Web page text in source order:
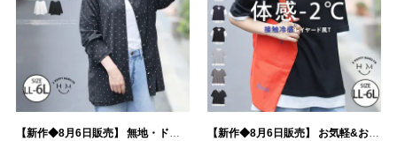
【新作◆8月6日販売】 無地・ドット柄から選べる 忍ばせ 活躍 シアー カーデ | 大きいサイズの通販ならハッピーマリリン
【新作◆8月6日販売】 お気軽&お手軽 選べるデザイン 接触冷感 レイヤード風 コットン トップス | 大きいサイズの通販ならハッピーマリリン